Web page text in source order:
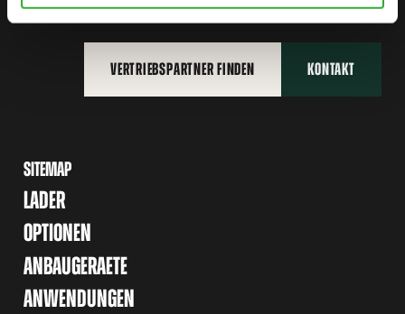
VERTRIEBSPARTNER FINDEN KONTAKT
SITEMAP
LADER
OPTIONEN
ANBAUGERAETE
ANWENDUNGEN